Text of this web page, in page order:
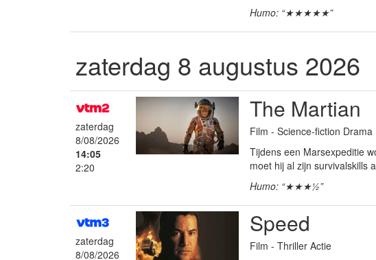
Humo: “★★★★★”
zaterdag 8 augustus 2026
zaterdag
8/08/2026
14:05
2:20
The Martian
Film - Science-fiction Drama
Tijdens een Marsexpeditie
moet hij al zijn survivalskills
Humo: “★★★½”
zaterdag
8/08/2026
Speed
Film - Thriller Actie